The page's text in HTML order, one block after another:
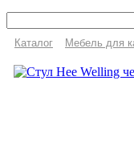
Каталог Мебель для